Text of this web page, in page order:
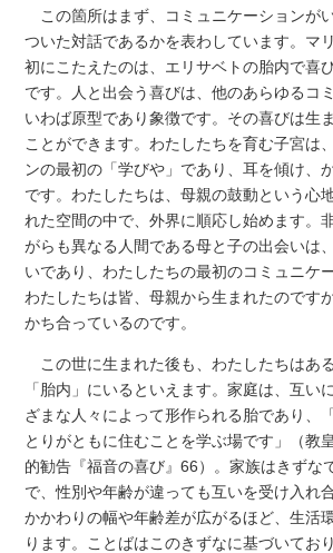
この箇所はまず、コミュニケーションが
ついた対話であるかを表わしています。マ
初にこたえたのは、エリサベトの胎内で喜
です。人と出会う喜びは、他のあらゆるコ
いわば原型であり象徴です。その喜びは生
ことができます。わたしたちを育む子宮は
ンの最初の「学びや」であり、耳を傾け、
です。わたしたちは、母親の鼓動という心
れた空間の中で、外界に順応し始めます。
がらも異なる人間である母と子の出会いは
いであり、わたしたちの最初のコミュニケ
わたしたちは皆、母親から生まれたのです
かち合っているのです。
この世に生まれた後も、わたしたちはあ
「胎内」にいるといえます。家庭は、互い
ざまな人々によって形作られる胎であり、
とりがともに住むことを学ぶ場です」（教
的勧告『福音の喜び』66）。家族はきずな
で、性別や年齢が違っても互いを受け入れ
かかわりの幅や年齢差が広がるほど、生活
ります。ことばはこのきずなに基づいてお